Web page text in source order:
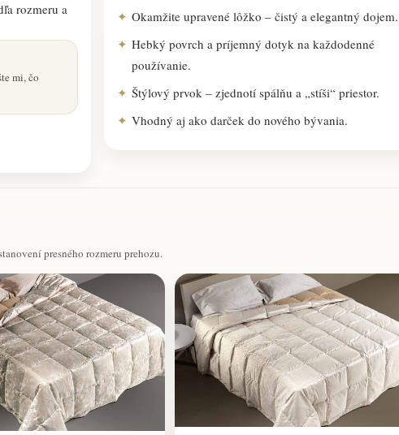
rozmeru a
mi, čo
Okamžite upravené lôžko – čistý a elegantný dojem.
Hebký povrch a príjemný dotyk na každodenné
používanie.
Štýlový prvok – zjednotí spálňu a „stíši“ priestor.
Vhodný aj ako darček do nového bývania.
presného rozmeru prehozu.